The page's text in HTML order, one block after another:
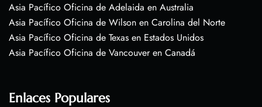
Asia Pacífico Oficina de Adelaida en Australia
Asia Pacífico Oficina de Wilson en Carolina del Norte
Asia Pacífico Oficina de Texas en Estados Unidos
Asia Pacífico Oficina de Vancouver en Canadá
Enlaces Populares